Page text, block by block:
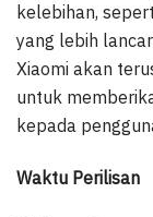
kelebihan,
yang lebih
Xiaomi akan
untuk
kepada
Waktu Perilisan